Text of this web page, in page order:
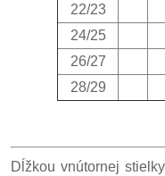
22/23
24/25
26/27
28/29
Dĺžkou vnútornej